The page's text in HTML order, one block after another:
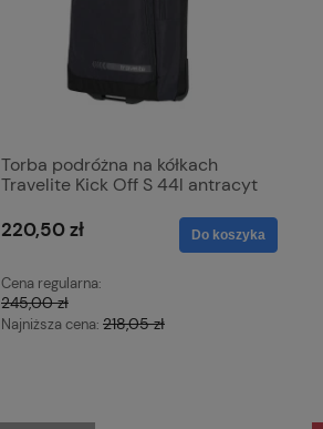
Torba podróżna na kółkach
Travelite Kick Off S 44l antracyt
220,50 zł
Cena regularna:
245,00 zł
Najniższa cena: 218,05 zł
Do koszyka